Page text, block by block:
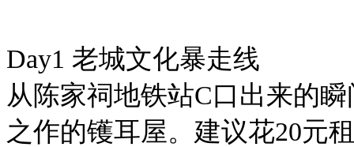
Day1 老城文化暴走线
从陈家祠地铁站C口出来的
之作的镬耳屋。建议花20元